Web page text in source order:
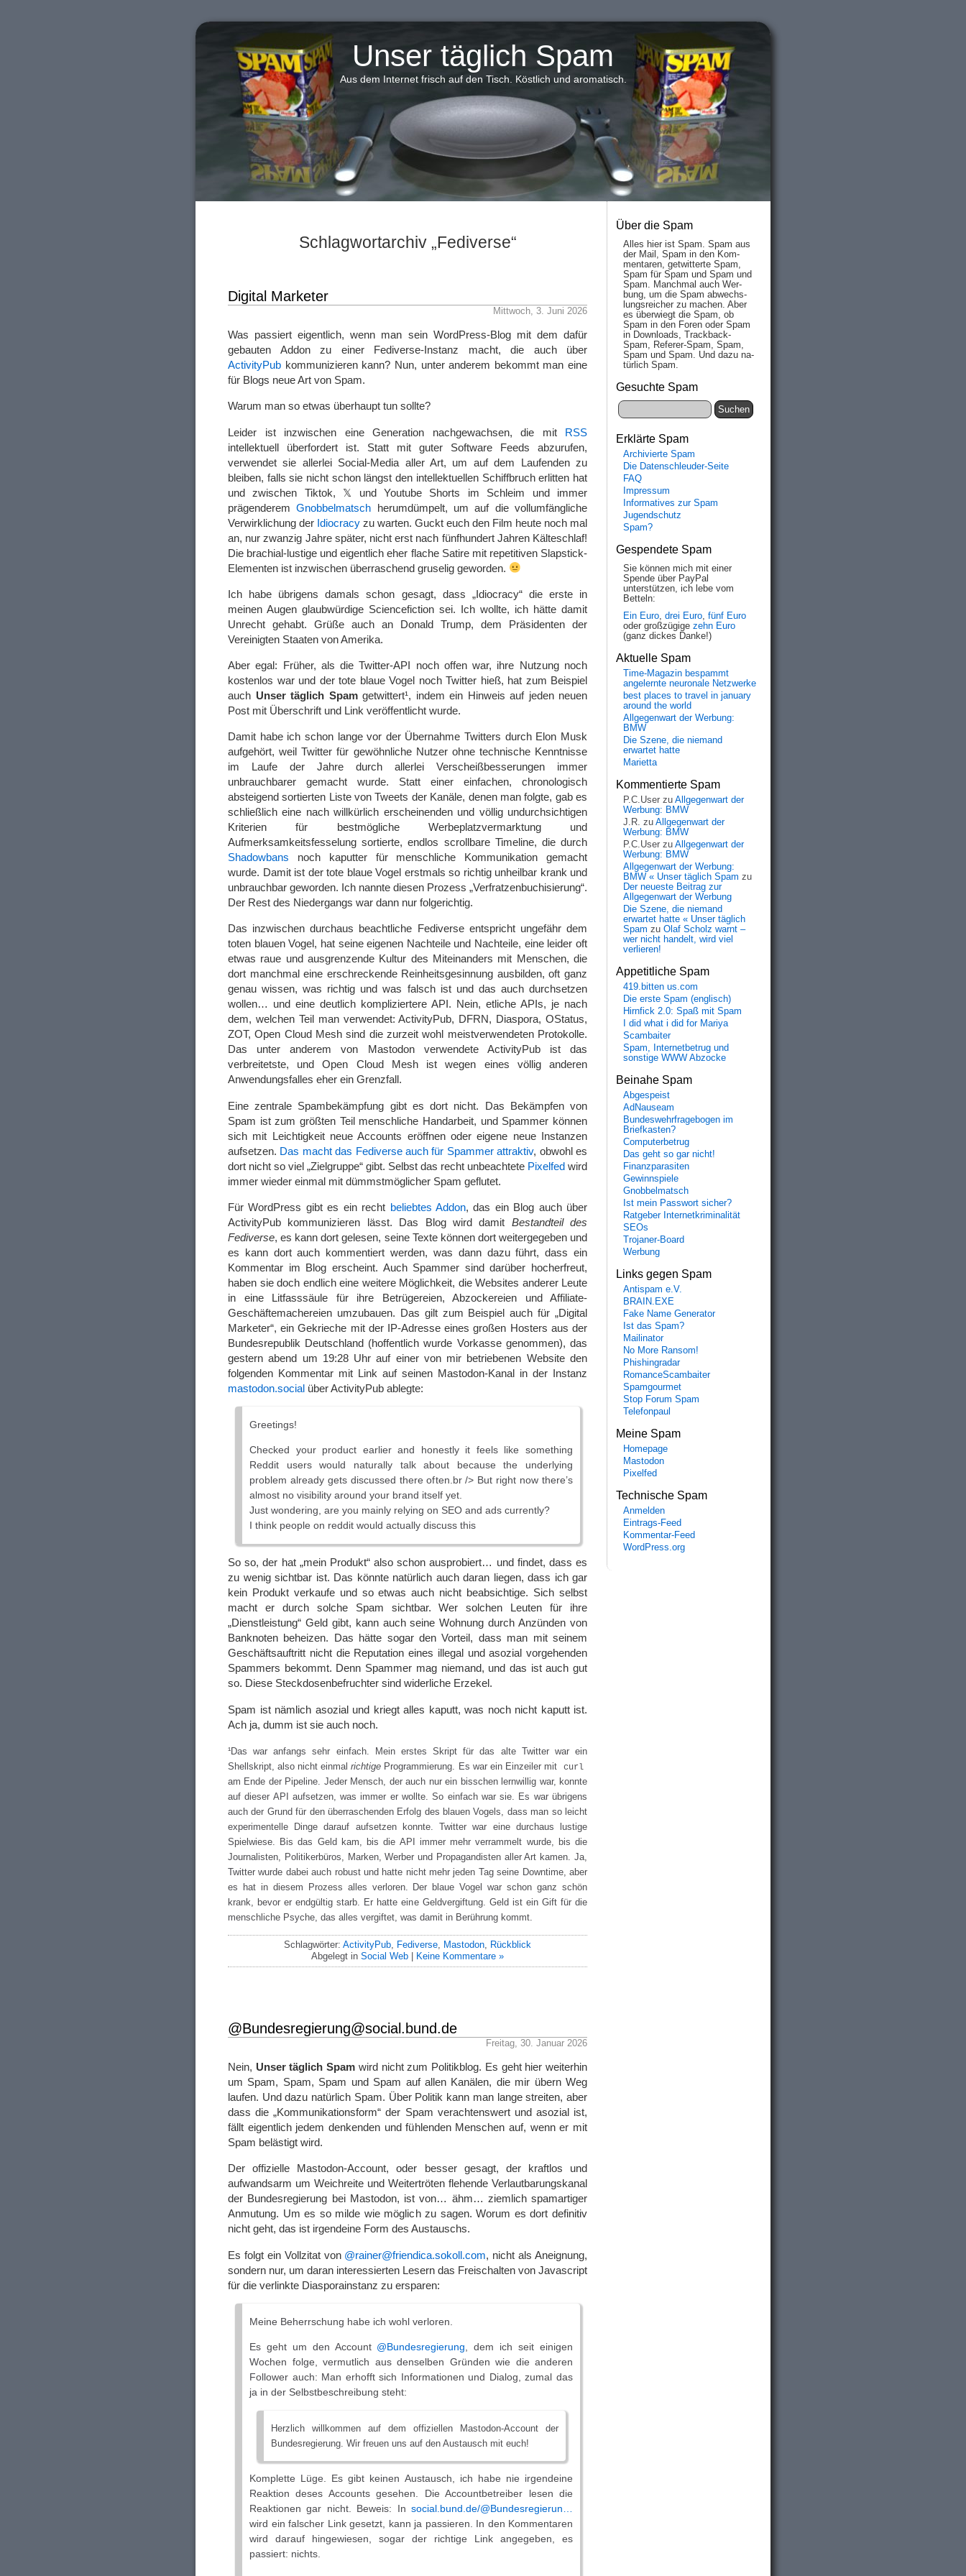
Unser täglich Spam
Aus dem Internet frisch auf den Tisch. Köstlich und aromatisch.
Schlagwortarchiv „Fediverse“
Digital Marketer
Mittwoch, 3. Juni 2026
Was passiert eigentlich, wenn man sein WordPress-Blog mit dem dafür
gebauten Addon zu einer Fediverse-Instanz macht, die auch über
ActivityPub kommunizieren kann? Nun, unter anderem bekommt man eine
für Blogs neue Art von Spam.
Warum man so etwas überhaupt tun sollte?
Leider ist inzwischen eine Generation nachgewachsen, die mit RSS
intellektuell überfordert ist. Statt mit guter Software Feeds abzurufen,
verwendet sie allerlei Social-Media aller Art, um auf dem Laufenden zu
bleiben, falls sie nicht schon längst den intellektuellen Schiffbruch erlitten hat
und zwischen Tiktok, 𝕏 und Youtube Shorts im Schleim und immer
prägenderemGnobbelmatsch herumdümpelt, um auf die vollumfängliche
Verwirklichung der Idiocracy zu warten. Guckt euch den Film heute noch mal
an, nur zwanzig Jahre später, nicht erst nach fünfhundert Jahren Kälteschlaf!
Die brachial-lustige und eigentlich eher flache Satire mit repetitiven Slapstick-
Elementen ist inzwischen überraschend gruselig geworden.
Ich habe übrigens damals schon gesagt, dass „Idiocracy“ die erste in
meinen Augen glaubwürdige Sciencefiction sei. Ich wollte, ich hätte damit
Unrecht gehabt. Grüße auch an Donald Trump, dem Präsidenten der
Vereinigten Staaten von Amerika.
Aber egal: Früher, als die Twitter-API noch offen war, ihre Nutzung noch
kostenlos war und der tote blaue Vogel noch Twitter hieß, hat zum Beispiel
auch Unser täglich Spamgetwittert¹, indem ein Hinweis auf jeden neuen
Post mit Überschrift und Link veröffentlicht wurde.
Damit habe ich schon lange vor der Übernahme Twitters durch Elon Musk
aufgehört, weil Twitter für gewöhnliche Nutzer ohne technische Kenntnisse
im Laufe der Jahre durch allerlei Verscheißbesserungen immer
unbrauchbarer gemacht wurde. Statt einer einfachen, chronologisch
absteigend sortierten Liste von Tweets der Kanäle, denen man folgte, gab es
schließlich eine nach willkürlich erscheinenden und völlig undurchsichtigen
Kriterien für bestmögliche Werbeplatzvermarktung und
Aufmerksamkeitsfesselung sortierte, endlos scrollbare Timeline, die durch
Shadowbans noch kaputter für menschliche Kommunikation gemacht
wurde. Damit ist der tote blaue Vogel erstmals so richtig unheilbar krank und
unbrauchbar geworden. Ich nannte diesen Prozess „Verfratzenbuchisierung“.
Der Rest des Niedergangs war dann nur folgerichtig.
Das inzwischen durchaus beachtliche Fediverse entspricht ungefähr dem
toten blauen Vogel, hat seine eigenen Nachteile und Nachteile, eine leider oft
etwas raue und ausgrenzende Kultur des Miteinanders mit Menschen, die
dort manchmal eine erschreckende Reinheitsgesinnung ausbilden, oft ganz
genau wissen, was richtig und was falsch ist und das auch durchsetzen
wollen… und eine deutlich kompliziertere API. Nein, etliche APIs, je nach
dem, welchen Teil man verwendet: ActivityPub, DFRN, Diaspora, OStatus,
ZOT, Open Cloud Mesh sind die zurzeit wohl meistverwendeten Protokolle.
Das unter anderem von Mastodon verwendete ActivityPub ist das
verbreitetste, und Open Cloud Mesh ist wegen eines völlig anderen
Anwendungsfalles eher ein Grenzfall.
Eine zentrale Spambekämpfung gibt es dort nicht. Das Bekämpfen von
Spam ist zum größten Teil menschliche Handarbeit, und Spammer können
sich mit Leichtigkeit neue Accounts eröffnen oder eigene neue Instanzen
aufsetzen. Das macht das Fediverse auch für Spammer attraktiv, obwohl es
dort nicht so viel „Zielgruppe“ gibt. Selbst das recht unbeachtete Pixelfed wird
immer wieder einmal mit dümmstmöglicher Spam geflutet.
Für WordPress gibt es ein recht beliebtes Addon, das ein Blog auch über
ActivityPub kommunizieren lässt. Das Blog wird damit Bestandteil des
Fediverse, es kann dort gelesen, seine Texte können dort weitergegeben und
es kann dort auch kommentiert werden, was dann dazu führt, dass ein
Kommentar im Blog erscheint. Auch Spammer sind darüber hocherfreut,
haben sie doch endlich eine weitere Möglichkeit, die Websites anderer Leute
in eine Litfasssäule für ihre Betrügereien, Abzockereien und Affiliate-
Geschäftemachereien umzubauen. Das gilt zum Beispiel auch für „Digital
Marketer“, ein Gekrieche mit der IP-Adresse eines großen Hosters aus der
Bundesrepublik Deutschland (hoffentlich wurde Vorkasse genommen), das
gestern abend um 19:28 Uhr auf einer von mir betriebenen Website den
folgenden Kommentar mit Link auf seinen Mastodon-Kanal in der Instanz
mastodon.social über ActivityPub ablegte:
Greetings!
Checked your product earlier and honestly it feels like something
Reddit users would naturally talk about because the underlying
problem already gets discussed there often.br /> But right now there’s
almost no visibility around your brand itself yet.
Just wondering, are you mainly relying on SEO and ads currently?
I think people on reddit would actually discuss this
So so, der hat „mein Produkt“ also schon ausprobiert… und findet, dass es
zu wenig sichtbar ist. Das könnte natürlich auch daran liegen, dass ich gar
kein Produkt verkaufe und so etwas auch nicht beabsichtige. Sich selbst
macht er durch solche Spam sichtbar. Wer solchen Leuten für ihre
„Dienstleistung“ Geld gibt, kann auch seine Wohnung durch Anzünden von
Banknoten beheizen. Das hätte sogar den Vorteil, dass man mit seinem
Geschäftsauftritt nicht die Reputation eines illegal und asozial vorgehenden
Spammers bekommt. Denn Spammer mag niemand, und das ist auch gut
so. Diese Steckdosenbefruchter sind widerliche Erzekel.
Spam ist nämlich asozial und kriegt alles kaputt, was noch nicht kaputt ist.
Ach ja, dumm ist sie auch noch.
¹Das war anfangs sehr einfach. Mein erstes Skript für das alte Twitter war ein
Shellskript, also nicht einmalrichtige Programmierung. Es war ein Einzeiler mit curl
am Ende der Pipeline. Jeder Mensch, der auch nur ein bisschen lernwillig war, konnte
auf dieser API aufsetzen, was immer er wollte. So einfach war sie. Es war übrigens
auch der Grund für den überraschenden Erfolg des blauen Vogels, dass man so leicht
experimentelle Dinge darauf aufsetzen konnte. Twitter war eine durchaus lustige
Spielwiese. Bis das Geld kam, bis die API immer mehr verrammelt wurde, bis die
Journalisten, Politikerbüros, Marken, Werber und Propagandisten aller Art kamen. Ja,
Twitter wurde dabei auch robust und hatte nicht mehr jeden Tag seine Downtime, aber
es hat in diesem Prozess alles verloren. Der blaue Vogel war schon ganz schön
krank, bevor er endgültig starb. Er hatte eine Geldvergiftung. Geld ist ein Gift für die
menschliche Psyche, das alles vergiftet, was damit in Berührung kommt.
Schlagwörter: ActivityPub, Fediverse, Mastodon, Rückblick
Abgelegt in Social Web Keine Kommentare »
@Bundesregierung­@social.bund.de
Freitag, 30. Januar 2026
Nein, Unser täglich Spam wird nicht zum Politikblog. Es geht hier weiterhin
um Spam, Spam, Spam und Spam auf allen Kanälen, die mir übern Weg
laufen. Und dazu natürlich Spam. Über Politik kann man lange streiten, aber
dass die „Kommunikationsform“ der Spam verachtenswert und asozial ist,
fällt eigentlich jedem denkenden und fühlenden Menschen auf, wenn er mit
Spam belästigt wird.
Der offizielle Mastodon-Account, oder besser gesagt, der kraftlos und
aufwandsarm um Weichreite und Weitertröten flehende Verlautbarungskanal
der Bundesregierung bei Mastodon, ist von… ähm… ziemlich spamartiger
Anmutung. Um es so milde wie möglich zu sagen. Worum es dort definitiv
nicht geht, das ist irgendeine Form des Austauschs.
Es folgt ein Vollzitat von @rainer@friendica.sokoll.com, nicht als Aneignung,
sondern nur, um daran interessierten Lesern das Freischalten von Javascript
für die verlinkte Diasporainstanz zu ersparen:
Meine Beherrschung habe ich wohl verloren.
Es geht um den Account @Bundesregierung , dem ich seit einigen
Wochen folge, vermutlich aus denselben Gründen wie die anderen
Follower auch: Man erhofft sich Informationen und Dialog, zumal das
ja in der Selbstbeschreibung steht:
Herzlich willkommen auf dem offiziellen Mastodon-Account der
Bundesregierung. Wir freuen uns auf den Austausch mit euch!
Komplette Lüge. Es gibt keinen Austausch, ich habe nie irgendeine
Reaktion deses Accounts gesehen. Die Accountbetreiber lesen die
Reaktionen gar nicht. Beweis: In social.bund.de/@Bundesregierun…
wird ein falscher Link gesetzt, kann ja passieren. In den Kommentaren
wird darauf hingewiesen, sogar der richtige Link angegeben, es
passiert: nichts.
Über die Spam
Alles hier ist Spam. Spam aus
der Mail, Spam in den Kom­
men­taren, ge­twit­ter­te Spam,
Spam für Spam und Spam und
Spam. Manch­mal auch Wer­
bung, um die Spam ab­wechs­
lungs­reich­er zu mach­en. Aber
es über­wiegt die Spam, ob
Spam in den Fo­ren oder Spam
in Down­loads, Track­back-
Spam, Re­fe­rer-Spam, Spam,
Spam und Spam. Und da­zu na­
tür­lich Spam.
Gesuchte Spam
Erklärte Spam
Archivierte Spam
Die Datenschleuder-Seite
FAQ
Impressum
Informatives zur Spam
Jugendschutz
Spam?
Gespendete Spam
Sie können mich mit einer
Spende über PayPal
unterstützen, ich lebe vom
Betteln:
Ein Euro, drei Euro, fünf Euro
oder großzügige zehn Euro
(ganz dickes Danke!)
Aktuelle Spam
Time-Magazin bespammt
angelernte neuronale Netzwerke
best places to travel in january
around the world
Allgegenwart der Werbung:
BMW
Die Szene, die niemand
erwartet hatte
Marietta
Kommentierte Spam
P.C.User zu Allgegenwart der
Werbung: BMW
J.R. zu Allgegenwart der
Werbung: BMW
P.C.User zu Allgegenwart der
Werbung: BMW
Allgegenwart der Werbung:
BMW « Unser täglich Spam zu
Der neueste Beitrag zur
Allgegenwart der Werbung
Die Szene, die niemand
erwartet hatte « Unser täglich
Spam zu Olaf Scholz warnt –
wer nicht handelt, wird viel
verlieren!
Appetitliche Spam
419.bitten us.com
Die erste Spam (englisch)
Hirnfick 2.0: Spaß mit Spam
I did what i did for Mariya
Scambaiter
Spam, Internetbetrug und
sonstige WWW Abzocke
Beinahe Spam
Abgespeist
AdNauseam
Bundeswehrfragebogen im
Briefkasten?
Computerbetrug
Das geht so gar nicht!
Finanzparasiten
Gewinnspiele
Gnobbelmatsch
Ist mein Passwort sicher?
Ratgeber Internetkriminalität
SEOs
Trojaner-Board
Werbung
Links gegen Spam
Antispam e.V.
BRAIN.EXE
Fake Name Generator
Ist das Spam?
Mailinator
No More Ransom!
Phishingradar
RomanceScambaiter
Spamgourmet
Stop Forum Spam
Telefonpaul
Meine Spam
Homepage
Mastodon
Pixelfed
Technische Spam
Anmelden
Eintrags-Feed
Kommentar-Feed
WordPress.org